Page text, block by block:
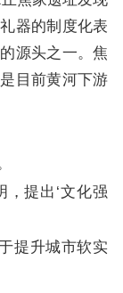
器的制度化表
源头之一。焦
目前黄河下游
提出‘文化强
提升城市软实